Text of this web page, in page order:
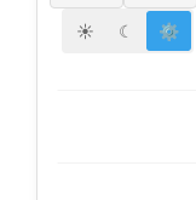
☀ ☾ ⚙